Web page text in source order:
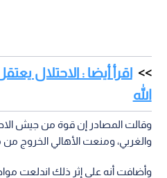
اقرأ أيضا : الاحتلال
الله
وقالت المصادر إن قوة من جيش
والغربي، ومنعت الأهالي الخروج من
وأضافت أنه على إثر ذلك اندلعت